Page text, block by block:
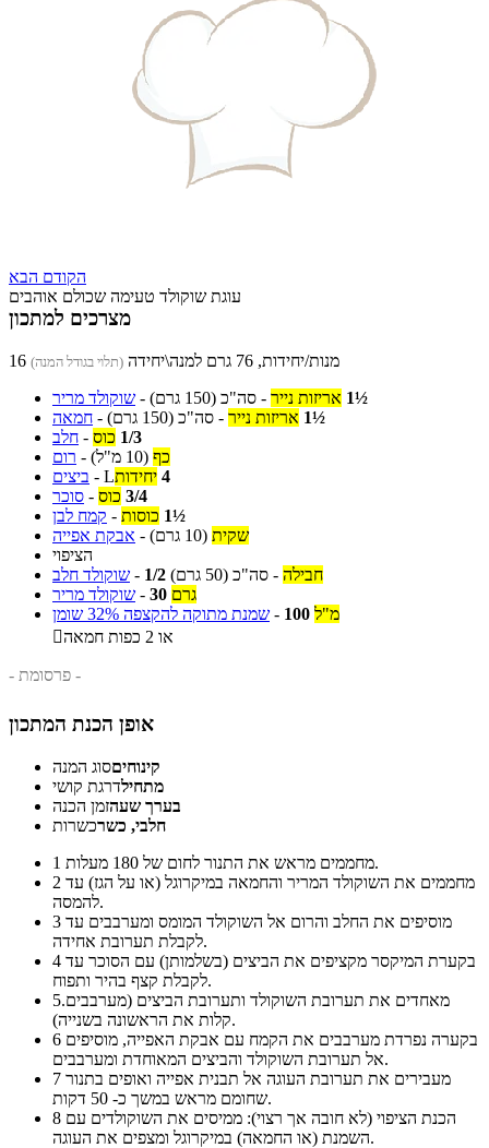
הקודם הבא
עוגת שוקולד טעימה שכולם אוהבים
מצרכים למתכון
16 מנות/יחידות, 76 גרם למנה\יחידה (תלוי בגודל המנה)
שוקולד מריר - 1½ אריזות נייר - סה"כ (150 גרם)
חמאה - 1½ אריזות נייר - סה"כ (150 גרם)
חלב - 1/3 כוס
רום - כף (10 מ"ל)
ביצים - 4 יחידותL
סוכר - 3/4 כוס
קמח לבן - 1½ כוסות
אבקת אפייה - שקית (10 גרם)
הציפוי
שוקולד חלב - 1/2 חבילה - סה"כ (50 גרם)
שוקולד מריר - 30 גרם
שמנת מתוקה להקצפה 32% שומן - 100 מ"ל

או 2 כפות חמאה
- פרסומת -
אופן הכנת המתכון
קינוחיםסוג המנה
מתחילדרגת קושי
בערך שעהזמן הכנה
חלבי, כשרכשרות
1
מחממים מראש את התנור לחום של 180 מעלות.
2
להמסה.
3
לקבלת תערובת אחידה.
4
לקבלת קצף בהיר ותפוח.
5.מאחדים את תערובת השוקולד ותערובת הביצים (מערבבים
קלות את הראשונה בשנייה).
6
אל תערובת השוקולד והביצים המאוחדת ומערבבים.
7
שחומם מראש במשך כ- 50 דקות.
8
השמנת (או החמאה) במיקרוגל ומצפים את העוגה.